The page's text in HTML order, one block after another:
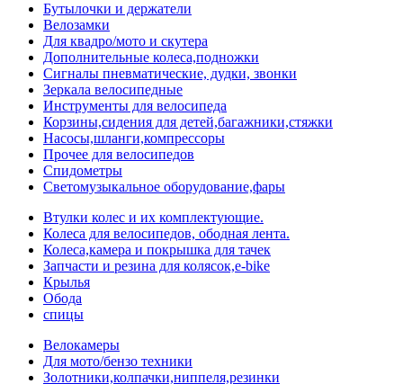
Бутылочки и держатели
Велозамки
Для квадро/мото и скутера
Дополнительные колеса,подножки
Сигналы пневматические, дудки, звонки
Зеркала велосипедные
Инструменты для велосипеда
Корзины,сидения для детей,багажники,стяжки
Насосы,шланги,компрессоры
Прочее для велосипедов
Спидометры
Светомузыкальное оборудование,фары
Втулки колес и их комплектующие.
Колеса для велосипедов, ободная лента.
Колеса,камера и покрышка для тачек
Запчасти и резина для колясок,e-bike
Крылья
Обода
спицы
Велокамеры
Для мото/бензо техники
Золотники,колпачки,ниппеля,резинки